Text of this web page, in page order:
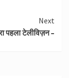
Next
पहला टेलीविज़न –